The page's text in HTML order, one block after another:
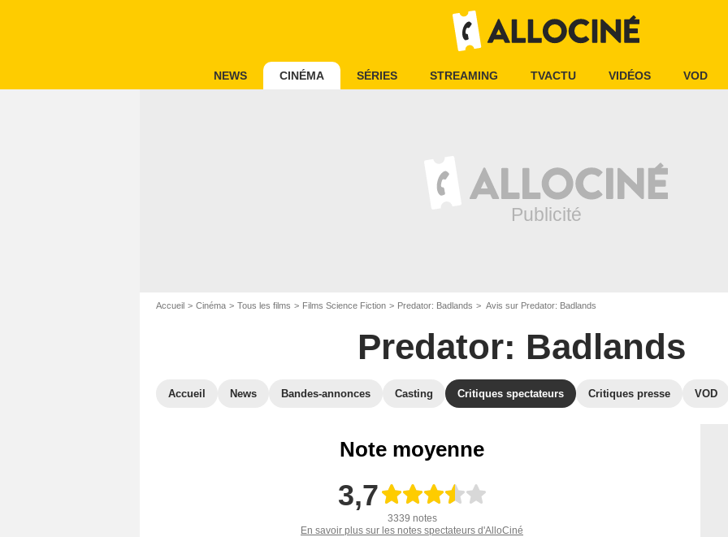
NEWS CINÉMA SÉRIES STREAMING TVACTU VIDÉOS VOD
Accueil Cinéma Tous les films Films Science Fiction Predator: Badlands Avis sur Predator: Badlands
Predator: Badlands
Accueil News Bandes-annonces Casting Critiques spectateurs Critiques presse VOD
Note moyenne
3,7
3339 notes
En savoir plus sur les notes spectateurs d'AlloCiné